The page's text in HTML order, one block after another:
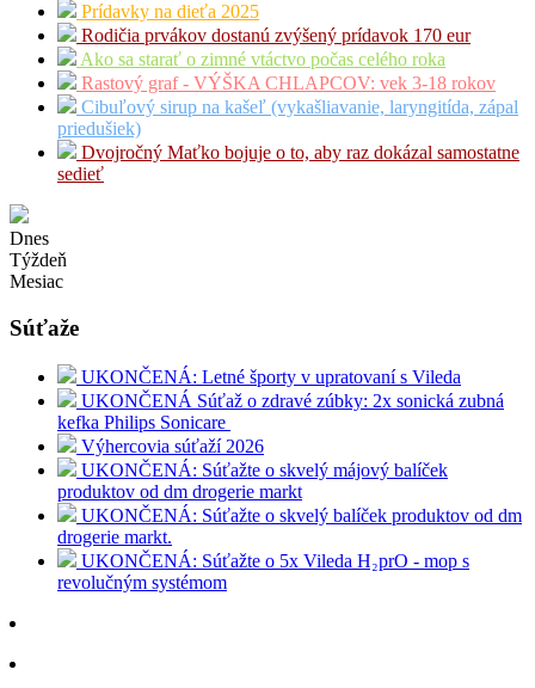
Prídavky na dieťa 2025
Rodičia prvákov dostanú zvýšený prídavok 170 eur
Ako sa starať o zimné vtáctvo počas celého roka
Rastový graf - VÝŠKA CHLAPCOV: vek 3-18 rokov
Cibuľový sirup na kašeľ (vykašliavanie, laryngitída, zápal
priedušiek)
Dvojročný Maťko bojuje o to, aby raz dokázal samostatne
sedieť
Dnes
Týždeň
Mesiac
Súťaže
UKONČENÁ: Letné športy v upratovaní s Vileda
UKONČENÁ Súťaž o zdravé zúbky: 2x sonická zubná
kefka Philips Sonicare
Výhercovia súťaží 2026
UKONČENÁ: Súťažte o skvelý májový balíček
produktov od dm drogerie markt
UKONČENÁ: Súťažte o skvelý balíček produktov od dm
drogerie markt.
UKONČENÁ: Súťažte o 5x Vileda H₂prO - mop s
revolučným systémom